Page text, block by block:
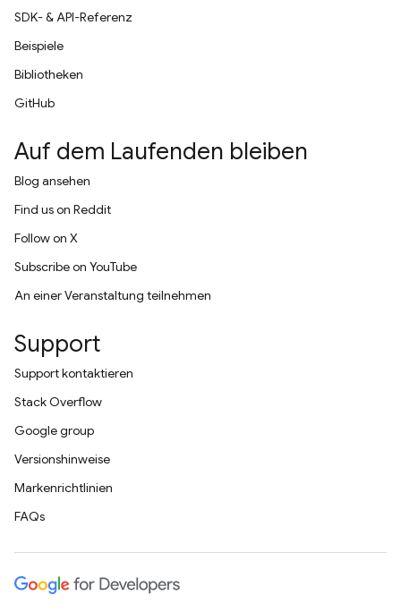
SDK- & API-Referenz
Beispiele
Bibliotheken
GitHub
Auf dem Laufenden bleiben
Blog ansehen
Find us on Reddit
Follow on X
Subscribe on YouTube
An einer Veranstaltung teilnehmen
Support
Support kontaktieren
Stack Overflow
Google group
Versionshinweise
Markenrichtlinien
FAQs